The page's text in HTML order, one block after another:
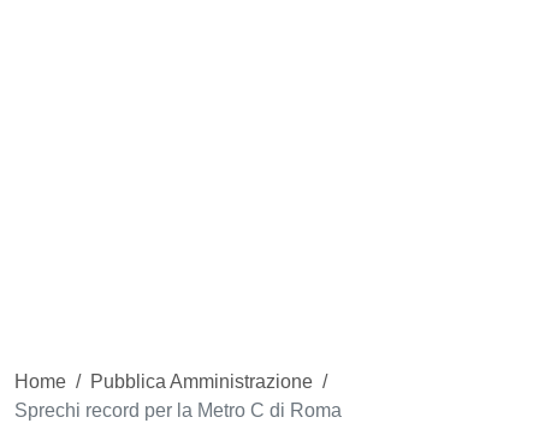
Home / Pubblica Amministrazione /
Sprechi record per la Metro C di Roma